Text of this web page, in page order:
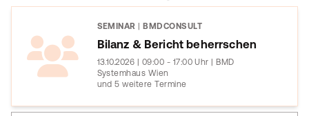
SEMINAR BMDCONSULT
Bilanz & Bericht beherrschen
13.10.2026 | 09:00 - 17:00 Uhr | BMD
Systemhaus Wien
und 5 weitere Termine